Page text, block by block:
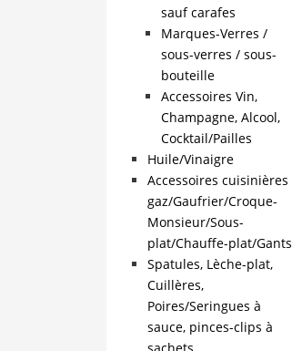
sauf carafes
Marques-Verres /
sous-verres / sous-
bouteille
Accessoires Vin,
Champagne, Alcool,
Cocktail/Pailles
Huile/Vinaigre
Accessoires cuisinières
gaz/Gaufrier/Croque-
Monsieur/Sous-
plat/Chauffe-plat/Gants
Spatules, Lèche-plat,
Cuillères,
Poires/Seringues à
sauce, pinces-clips à